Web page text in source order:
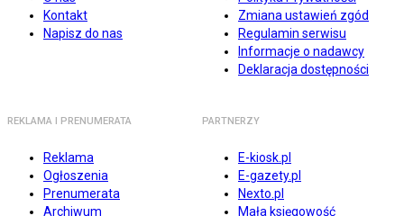
Kontakt
Napisz do nas
Zmiana ustawień zgód
Regulamin serwisu
Informacje o nadawcy
Deklaracja dostępności
REKLAMA I PRENUMERATA
Reklama
Ogłoszenia
Prenumerata
Archiwum
PARTNERZY
E-kiosk.pl
E-gazety.pl
Nexto.pl
Mała księgowość